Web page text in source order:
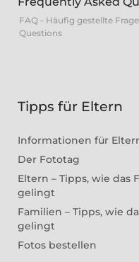
FAQ - Häufig gestellte
Questions
Tipps für Eltern
Informationen für
Der Fototag
Eltern – Tipps, wie das
gelingt
Familien – Tipps, wie
gelingt
Fotos bestellen